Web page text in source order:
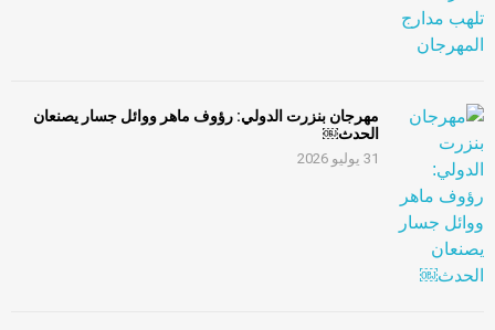
مهرجان بنزرت الدولي: رؤوف ماهر ووائل جسار يصنعان
الحدث￼
31 يوليو 2026